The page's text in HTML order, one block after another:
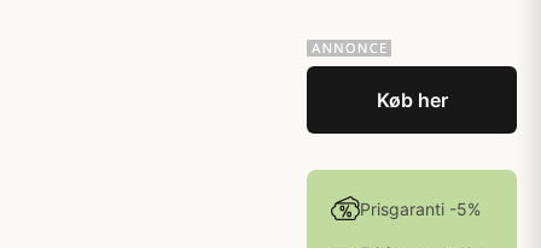
Køb her
Prisgaranti -5%